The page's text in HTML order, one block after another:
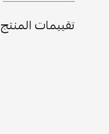
تقييمات المنتج